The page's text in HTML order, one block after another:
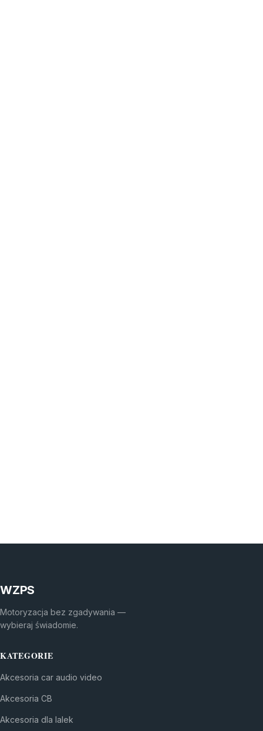
WZPS
Motoryzacja bez zgadywania —
wybieraj świadomie.
KATEGORIE
Akcesoria car audio video
Akcesoria CB
Akcesoria dla lalek